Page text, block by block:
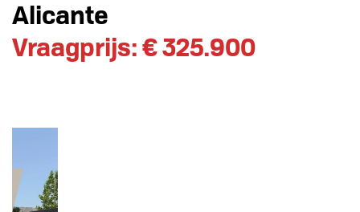
Alicante
Vraagprijs: € 325.900